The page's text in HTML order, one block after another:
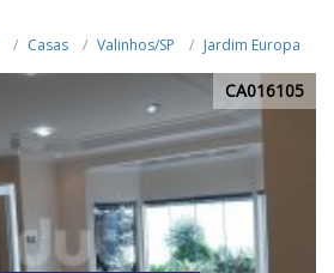
Casas Valinhos/SP Jardim Europa
CA016105